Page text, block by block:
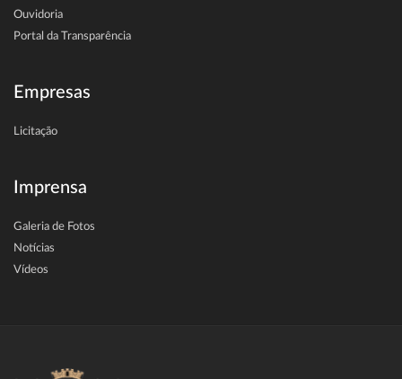
Ouvidoria
Portal da Transparência
Empresas
Licitação
Imprensa
Galeria de Fotos
Notícias
Vídeos